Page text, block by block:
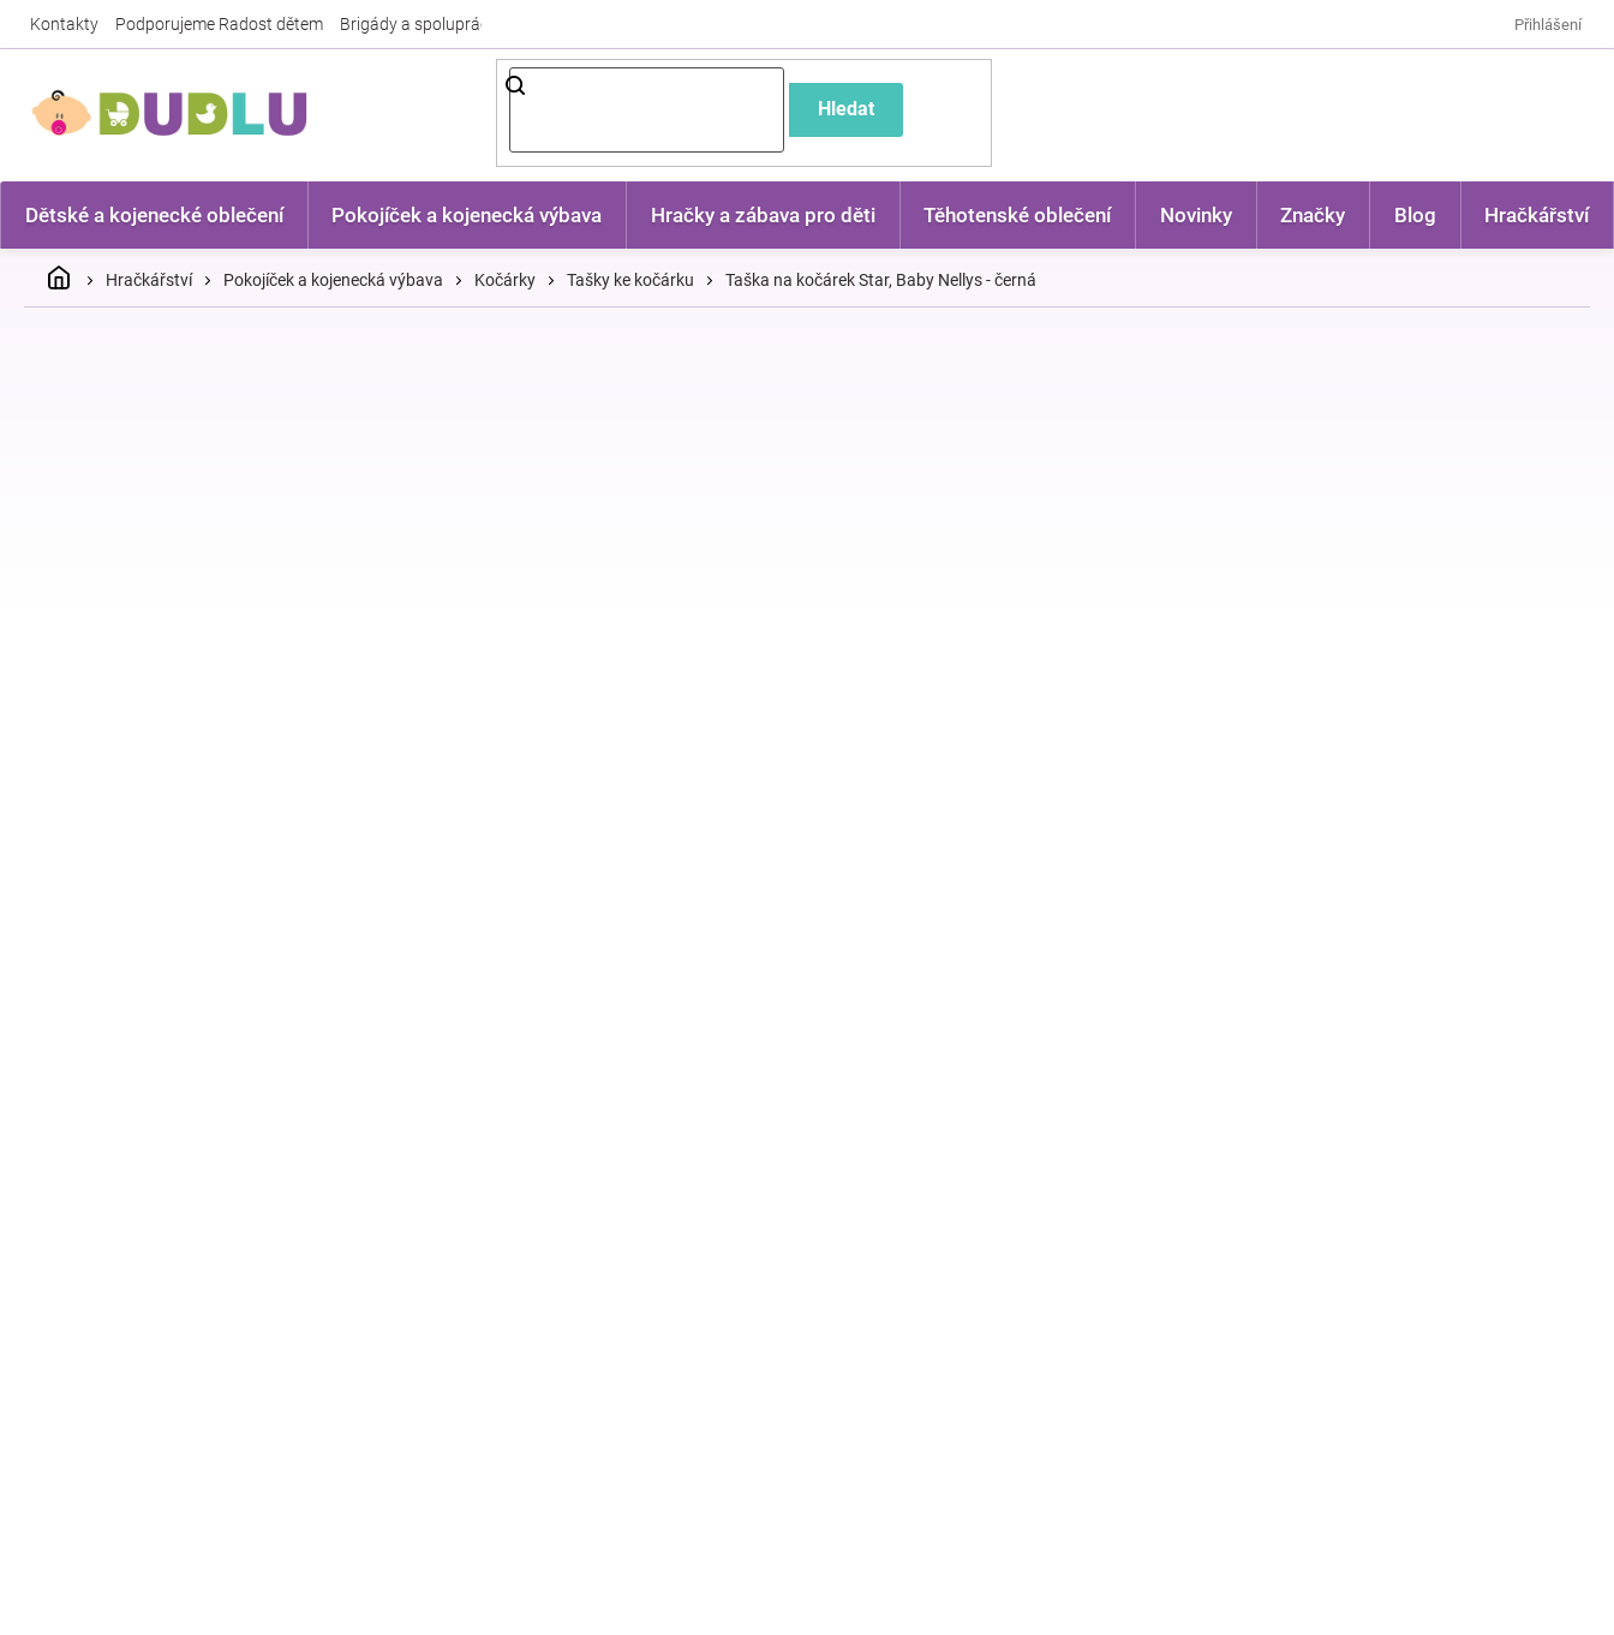
Kontakty Podporujeme Radost dětem Brigády a spolupráce Přihlášení
Hledat
Dětské a kojenecké oblečení Pokojíček a kojenecká výbava Hračky a zábava pro děti Těhotenské oblečení Novinky Značky Blog Hračkářství
DomůHračkářství Pokojíček a kojenecká výbava Kočárky Tašky ke kočárku Taška na kočárek Star, Baby Nellys - černá